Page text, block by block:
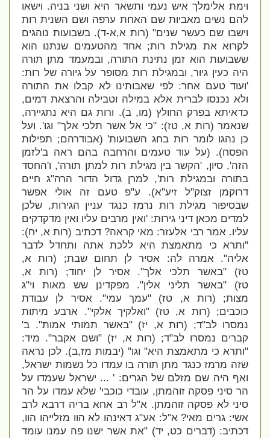
וימת אלימלך איש נעמי ותשאר היא ושני בניה.וישאו
להם נשים מאביות שם האחת ערפה ושם השנית רות
וישבו שם כעשר שנים" (רות א,א-ד). בשבועות נוהגים
לקרוא את מגילת רות; אחד מהטעמים שנתנו הוא
ששבועות הוא זמן נתינת התורה, ובמעמד מתן תורה
היה כעין גיור, ובמגילת רות מסופר על גיורה של רות:
ועוד טעם אחר: לפי שאבותינו לא קבלו את התורה
ולא נכנסו לברית אלא במילה וטבילה והרצאת דמים,
כדאיתא בפרק החולץ (מו, ב). ורות גם היא נתגיירה,
שנאמר (רות א, טז): "כי אל אשר תלכי אלך" וגו'. ועל
כן נהגו לומר רות בחג השבועות' (אבודרהם; תפילות
הפסח). (על עוד טעמים והרחבה בהם ראה ב'לזמן
הזה', סיון, 'הקשר בין מגילת רות למתן תורה', ו'החסד
בתורה ובמגילת רות', למרן גדול הדור הרה"ג חיים
דרוקמן זצוק"ל זיע"א). ע"פ טעם זה אולי אפשר
שבסיפור מגילת רות נרמז כנגד עניין הגירות, שלכן
למדים מכאן דיני גירות: 'ואין מרבים עליו ואין מדקדקים
עליו. אמר רבי אלעזר: מאי קראה? דכתיב (רות א, יח):
"ותרא כי מתאמצת היא ללכת אתה ותחדל לדבר
אליה". אמרה לה: אסיר לן תחום שבת; (רות א,
טז) "באשר תלכי אלך". אסיר לן יחוד; (רות א,
טז) "באשר תליני אלין". מפקדינן שש מאות וי"ג
מצות; (רות א, טז) "עמך עמי". אסיר לן עבודת
כוכבים; (רות א, טז) "ואלקיך אלקי". ארבע מיתות
נמסרו לב"ד; (רות א, יז) "באשר תמותי אמות". ב'
קברים נמסרו לב"ד; (רות א, יז) "ושם אקבר". מיד:
"ותרא כי מתאמצת היא" וגו'' (יבמות מז,ב). לכן נראה
שזה מרמז כנגד מתן תורה בו עמדו כל נשמות ישראל,
ואף היה שם מזלם של הגרים: ' ...ישראל שעמדו על
הר סיני פסקה זוהמתן,עובדי כוכבי' שלא עמדו על הר
סיני לא פסקה זוהמתן. א"ל רב אחא בריה דרבא לרב
אשי: גרים מאי? א"ל: אע"ג דאינהו לא הוו מזלייהו הוו,
דכתיב: (דברים כט, יד) "את אשר ישנו פה עמנו עומד